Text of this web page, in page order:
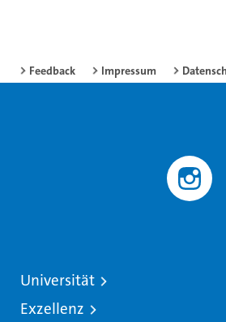
Feedback Impressum
Universität
Exzellenz